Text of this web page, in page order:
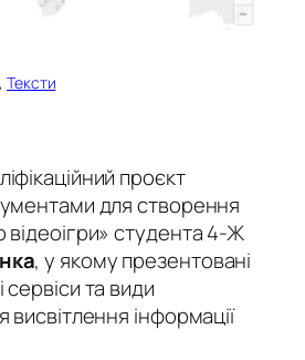
, Тексти
проєкт
для створення
відеоігри» студента 4-Ж
, у якому презентовані
сервіси та види
висвітлення інформації